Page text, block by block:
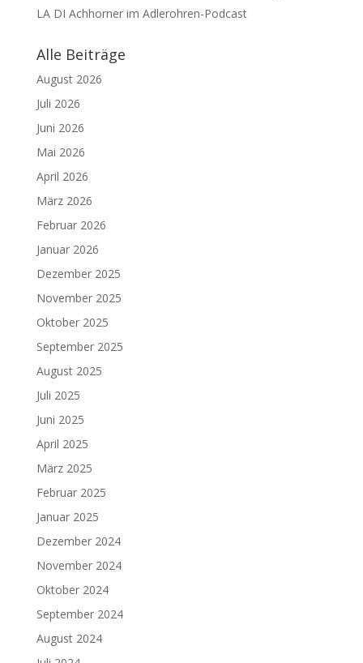
LA DI Achhorner im Adlerohren-Podcast
Alle Beiträge
August 2026
Juli 2026
Juni 2026
Mai 2026
April 2026
März 2026
Februar 2026
Januar 2026
Dezember 2025
November 2025
Oktober 2025
September 2025
August 2025
Juli 2025
Juni 2025
April 2025
März 2025
Februar 2025
Januar 2025
Dezember 2024
November 2024
Oktober 2024
September 2024
August 2024